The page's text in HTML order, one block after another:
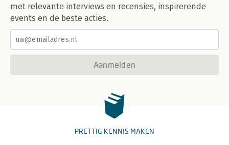
met relevante interviews en recensies, inspirerende
events en de beste acties.
Aanmelden
PRETTIG KENNIS MAKEN